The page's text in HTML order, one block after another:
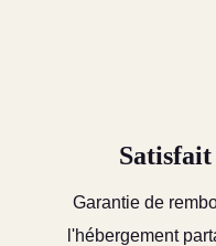
Garantie de
l'hébergement